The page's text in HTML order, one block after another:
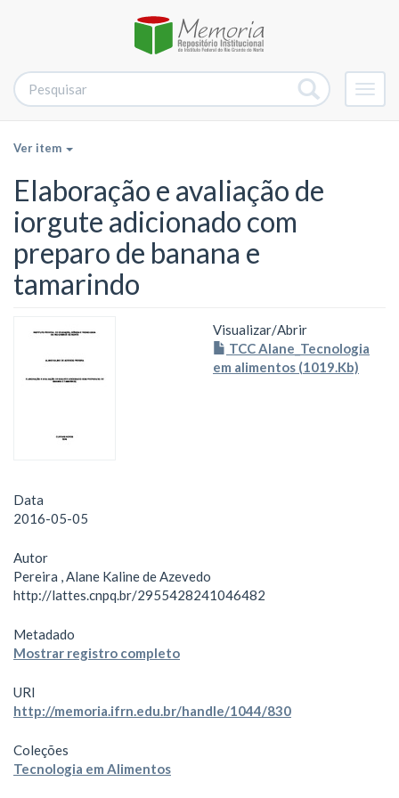
Ver item
Elaboração e avaliação de
iorgute adicionado com
preparo de banana e
tamarindo
Visualizar/Abrir
TCC Alane_Tecnologia
em alimentos (1019.Kb)
Data
2016-05-05
Autor
Pereira , Alane Kaline de Azevedo
http://lattes.cnpq.br/2955428241046482
Metadado
Mostrar registro completo
URI
http://memoria.ifrn.edu.br/handle/1044/830
Coleções
Tecnologia em Alimentos